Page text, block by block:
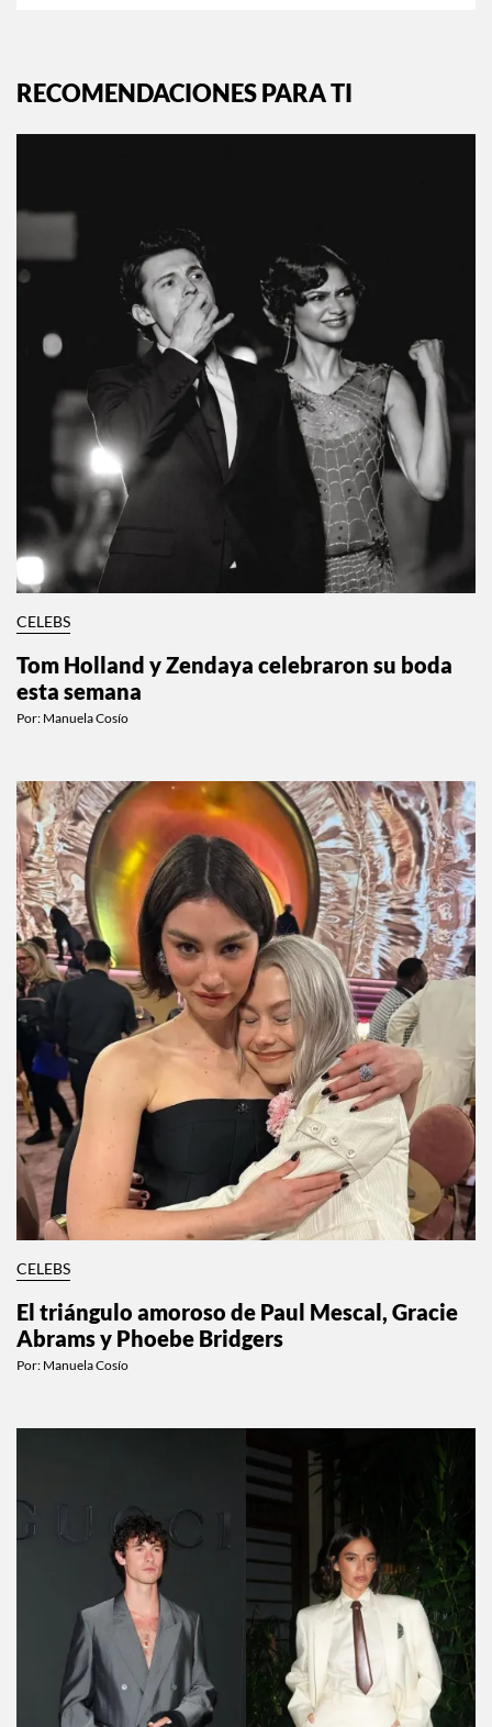
RECOMENDACIONES PARA TI
CELEBS
Tom Holland y Zendaya celebraron su boda
esta semana
Por: Manuela Cosío
CELEBS
El triángulo amoroso de Paul Mescal, Gracie
Abrams y Phoebe Bridgers
Por: Manuela Cosío